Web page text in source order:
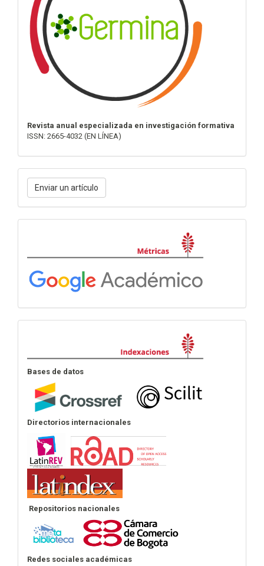
Revista anual especializada en investigación formativa
ISSN: 2665-4032 (EN LÍNEA)
Enviar
un
artículo
Enviar un artículo
Bases de datos
Directorios internacionales
Repositorios nacionales
Redes sociales académicas